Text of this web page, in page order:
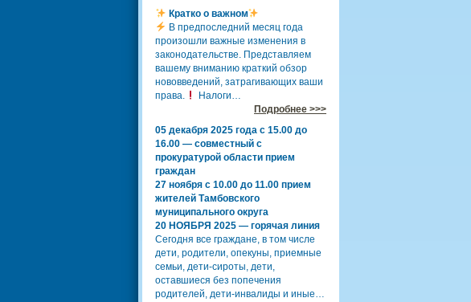
Кратко о важном
В предпоследний месяц года
произошли важные изменения в
законодательстве. Представляем
вашему вниманию краткий обзор
нововведений, затрагивающих ваши
права.
Налоги…
Подробнее >>>
05 декабря 2025 года с 15.00 до
16.00 — совместный с
прокуратурой области прием
граждан
27 ноября с 10.00 до 11.00 прием
жителей Тамбовского
муниципального округа
20 НОЯБРЯ 2025 — горячая линия
Сегодня все граждане, в том числе
дети, родители, опекуны, приемные
семьи, дети-сироты, дети,
оставшиеся без попечения
родителей, дети-инвалиды и иные…